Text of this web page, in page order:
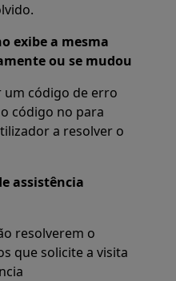
exibe a mesma
ou se mudou
um código de erro
código no para
a resolver o
assistência
resolverem o
que solicite a visita